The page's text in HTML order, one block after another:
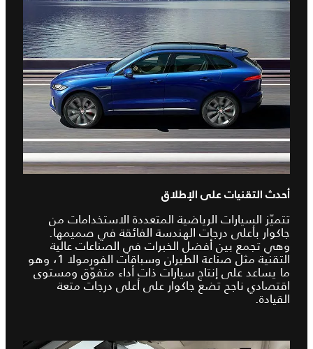
أحدث التقنيات على الإطلاق
تتميّز السيارات الرياضية المتعددة الاستخدامات من
جاكوار بأعلى درجات الهندسة الفائقة في صميمها.
وهي تجمع بين أفضل الخبرات في الصناعات عالية
التقنية مثل صناعة الطيران وسباقات الفورمولا 1، وهو
ما يساعد على إنتاج سيارات ذات أداء متفوّق ومستوى
اقتصادي ناجح تضع جاكوار على أعلى درجات متعة
القيادة.